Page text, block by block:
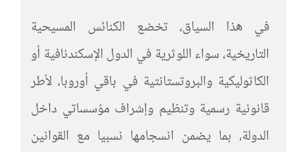
في هذا السياق، تخضع الكنائس المسيحية
التاريخية، سواء اللوثرية في الدول الإسكندنافية أو
الكاثوليكية والبروتستانتية في باقي أوروبا، لأطر
قانونية رسمية وتنظيم وإشراف مؤسساتي داخل
الدولة، بما يضمن انسجامها نسبيا مع القوانين